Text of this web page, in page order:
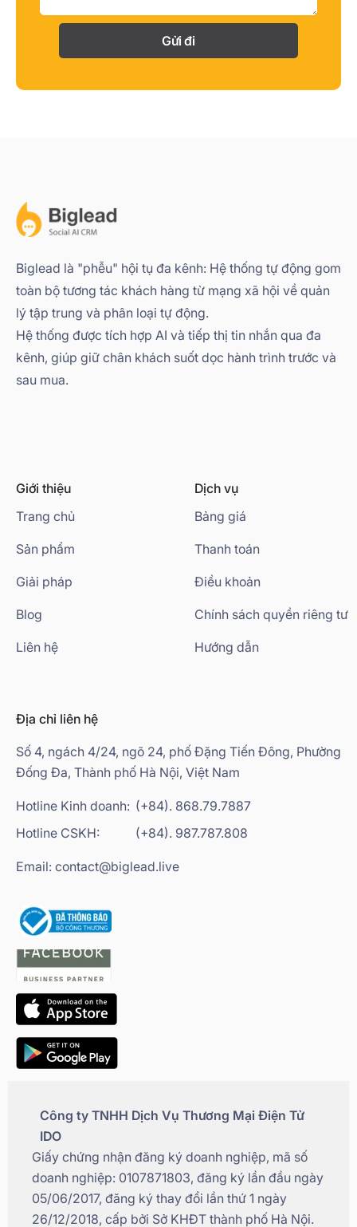
Gửi đi
Biglead là "phễu" hội tụ đa kênh: Hệ thống tự động gom
toàn bộ tương tác khách hàng từ mạng xã hội về quản
lý tập trung và phân loại tự động.
Hệ thống được tích hợp AI và tiếp thị tin nhắn qua đa
kênh, giúp giữ chân khách suốt dọc hành trình trước và
sau mua.
Giới thiệu
Trang chủ
Sản phẩm
Giải pháp
Blog
Liên hệ
Dịch vụ
Bảng giá
Thanh toán
Điều khoản
Chính sách quyền riêng tư
Hướng dẫn
Địa chỉ liên hệ
Số 4, ngách 4/24, ngõ 24, phố Đặng Tiến Đông, Phường
Đống Đa, Thành phố Hà Nội, Việt Nam
Hotline Kinh doanh: (+84). 868.79.7887
Hotline CSKH:
(+84). 987.787.808
Email: contact@biglead.live
Công ty TNHH Dịch Vụ Thương Mại Điện Tử
IDO
Giấy chứng nhận đăng ký doanh nghiệp, mã số
doanh nghiệp: 0107871803, đăng ký lần đầu ngày
05/06/2017, đăng ký thay đổi lần thứ 1 ngày
26/12/2018, cấp bởi Sở KHĐT thành phố Hà Nội.